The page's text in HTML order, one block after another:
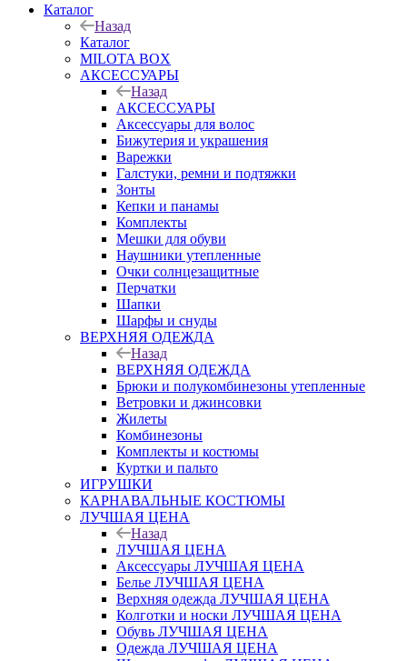
Каталог
Назад
Каталог
MILOTA BOX
АКСЕССУАРЫ
Назад
АКСЕССУАРЫ
Аксессуары для волос
Бижутерия и украшения
Варежки
Галстуки, ремни и подтяжки
Зонты
Кепки и панамы
Комплекты
Мешки для обуви
Наушники утепленные
Очки солнцезащитные
Перчатки
Шапки
Шарфы и снуды
ВЕРХНЯЯ ОДЕЖДА
Назад
ВЕРХНЯЯ ОДЕЖДА
Брюки и полукомбинезоны утепленные
Ветровки и джинсовки
Жилеты
Комбинезоны
Комплекты и костюмы
Куртки и пальто
ИГРУШКИ
КАРНАВАЛЬНЫЕ КОСТЮМЫ
ЛУЧШАЯ ЦЕНА
Назад
ЛУЧШАЯ ЦЕНА
Аксессуары ЛУЧШАЯ ЦЕНА
Белье ЛУЧШАЯ ЦЕНА
Верхняя одежда ЛУЧШАЯ ЦЕНА
Колготки и носки ЛУЧШАЯ ЦЕНА
Обувь ЛУЧШАЯ ЦЕНА
Одежда ЛУЧШАЯ ЦЕНА